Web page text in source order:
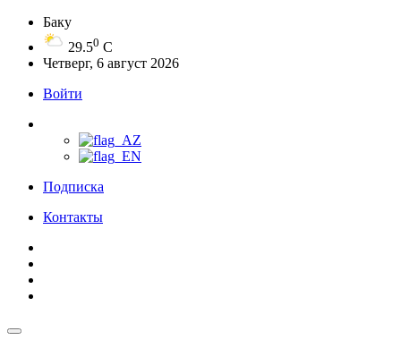
Баку
29.50 C
Четверг, 6 август 2026
Войти
Подписка
Контакты